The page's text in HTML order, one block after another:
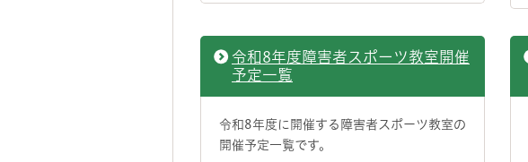
令和8年度障害者スポーツ教室開催
予定一覧
令和8年度に開催する障害者スポーツ教室の
開催予定一覧です。